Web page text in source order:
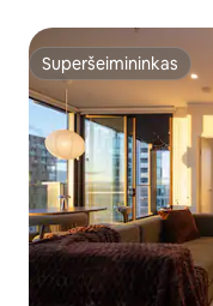
Superšeimininkas
Superšeimininkas